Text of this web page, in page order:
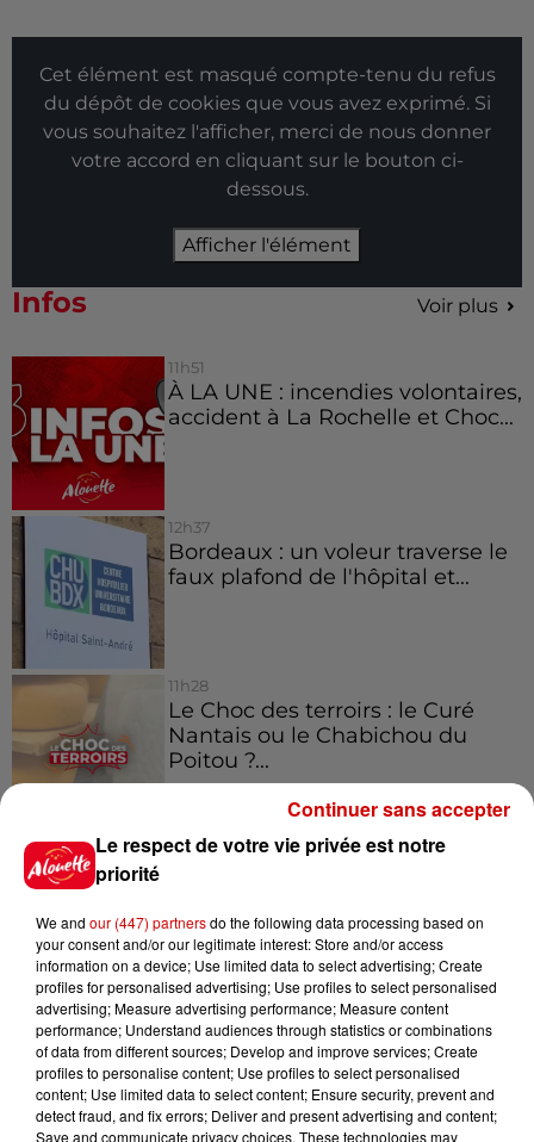
Cet élément est masqué compte-tenu du refus
du dépôt de cookies que vous avez exprimé. Si
vous souhaitez l'afficher, merci de nous donner
votre accord en cliquant sur le bouton ci-
dessous.
Afficher l'élément
Infos Voir plus
11h51
À LA UNE : incendies volontaires,
accident à La Rochelle et Choc...
12h37
Bordeaux : un voleur traverse le
faux plafond de l'hôpital et...
11h28
Le Choc des terroirs : le Curé
Nantais ou le Chabichou du
Poitou ?...
11h11
l’Ouest...
Jeux Voir plus
Gagnez vos places pour
Le respect de votre vie privée est notre
priorité
We and our (447) partnersdo the following data processing based on
your consent and/or our legitimate interest: Store and/or access
information on a device; Use limited data to select advertising; Create
profiles for personalised advertising; Use profiles to select personalised
advertising; Measure advertising performance; Measure content
performance; Understand audiences through statistics or combinations
of data from different sources; Develop and improve services; Create
profiles to personalise content; Use profiles to select personalised
content; Use limited data to select content; Ensure security, prevent and
detect fraud, and fix errors; Deliver and present advertising and content;
Save and communicate privacy choices. These technologies may
Continuer sans accepter